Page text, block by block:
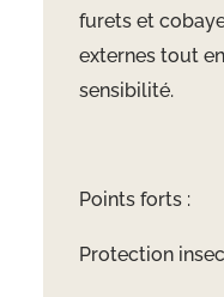
furets et
externes tout
sensibilité.
Points forts :
Protection